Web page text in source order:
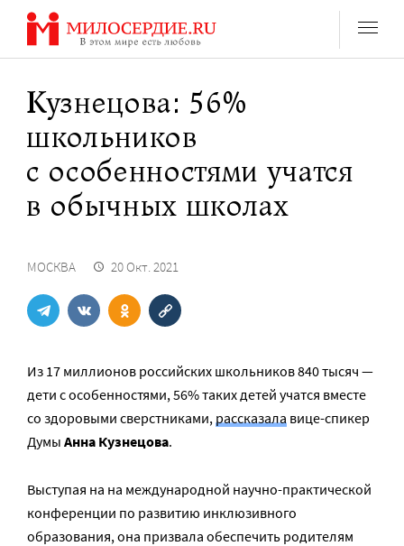
Перейти
содержанию
Кузнецова: 56%
школьников
с особенностями учатся
в обычных школах
МОСКВА 20 Окт. 2021
Из 17 миллионов российских школьников 840 тысяч —
дети с особенностями, 56% таких детей учатся вместе
со здоровыми сверстниками,рассказала вице-спикер
Думы Анна Кузнецова.
Выступая на на международной научно-практической
конференции по развитию инклюзивного
образования, она призвала обеспечить родителям